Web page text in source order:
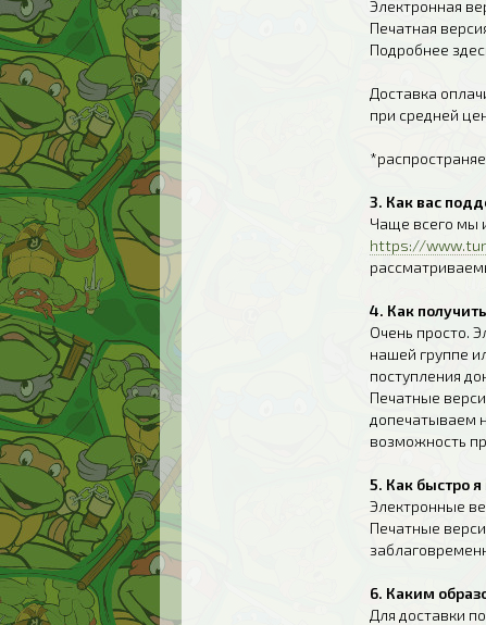
Электронная
Печатная
Подробнее
Доставка
при средней
3. Как вас
Чаще всего мы
https://
4. Как
Очень просто.
нашей группе
поступления
Печатные
допечатываем
возможность
5. Как быстро
Электронные
Печатные
6. Каким
Для доставки